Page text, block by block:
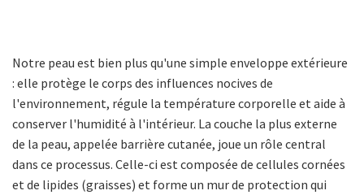
Notre peau est bien plus qu'une simple enveloppe extérieure
: elle protège le corps des influences nocives de
l'environnement, régule la température corporelle et aide à
conserver l'humidité à l'intérieur. La couche la plus externe
de la peau, appelée barrière cutanée, joue un rôle central
dans ce processus. Celle-ci est composée de cellules cornées
et de lipides (graisses) et forme un mur de protection qui